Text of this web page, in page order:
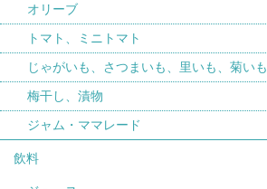
オリーブ
トマト、ミニトマト
じゃがいも、さつまいも、里いも、菊いも
梅干し、漬物
ジャム・ママレード
飲料